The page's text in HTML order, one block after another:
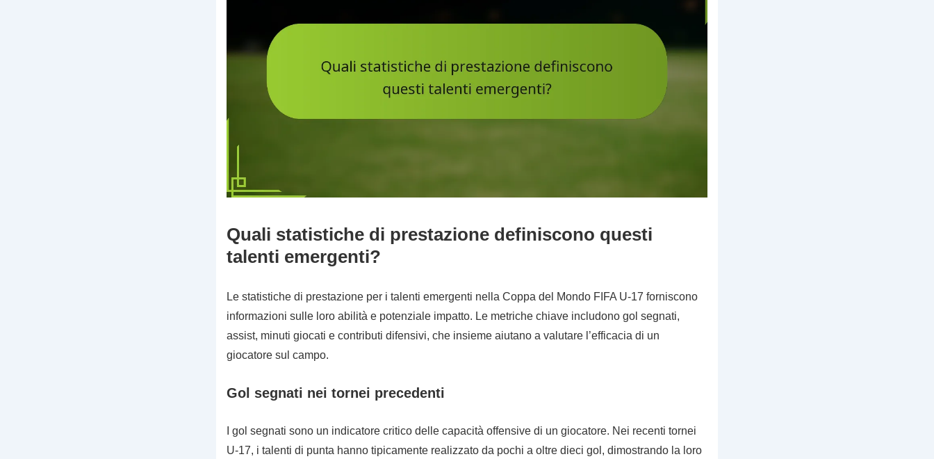
Quali statistiche di prestazione definiscono questi
talenti emergenti?
Le statistiche di prestazione per i talenti emergenti nella Coppa del Mondo FIFA U-17 forniscono
informazioni sulle loro abilità e potenziale impatto. Le metriche chiave includono gol segnati,
assist, minuti giocati e contributi difensivi, che insieme aiutano a valutare l’efficacia di un
giocatore sul campo.
Gol segnati nei tornei precedenti
I gol segnati sono un indicatore critico delle capacità offensive di un giocatore. Nei recenti tornei
U-17, i talenti di punta hanno tipicamente realizzato da pochi a oltre dieci gol, dimostrando la loro